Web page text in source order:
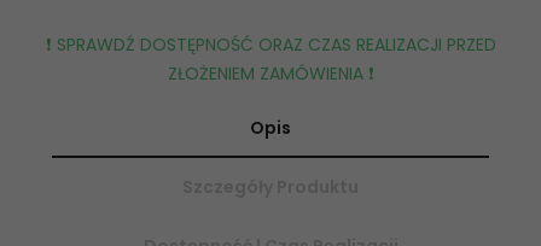
❗️ SPRAWDŹ DOSTĘPNOŚĆ ORAZ CZAS REALIZACJI PRZED
ZŁOŻENIEM ZAMÓWIENIA ❗️
Opis